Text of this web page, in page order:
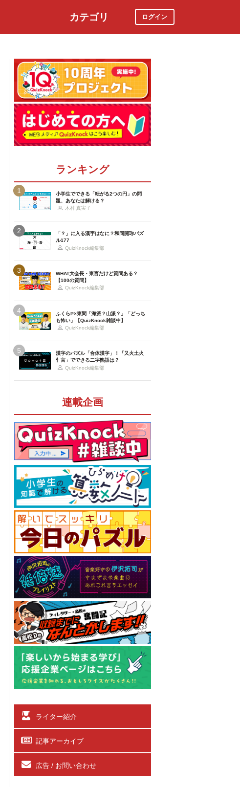
カテゴリ ログイン
ランキング
1
小学生でできる「転がる2つの円」の問
題、あなたは解ける？
木村 真実子
2
「？」に入る漢字はなに？和同開珎パズ
ル177
QuizKnock編集部
3
WHAT大会長・東言だけど質問ある？
【100の質問】
QuizKnock編集部
4
ふくらP×東問「海派？山派？」「どっち
も怖い」【QuizKnock雑談中】
QuizKnock編集部
5
漢字のパズル「合体漢字」！「又火土火
忄言」でできる二字熟語は？
QuizKnock編集部
連載企画
ライター紹介
記事アーカイブ
広告 / お問い合わせ